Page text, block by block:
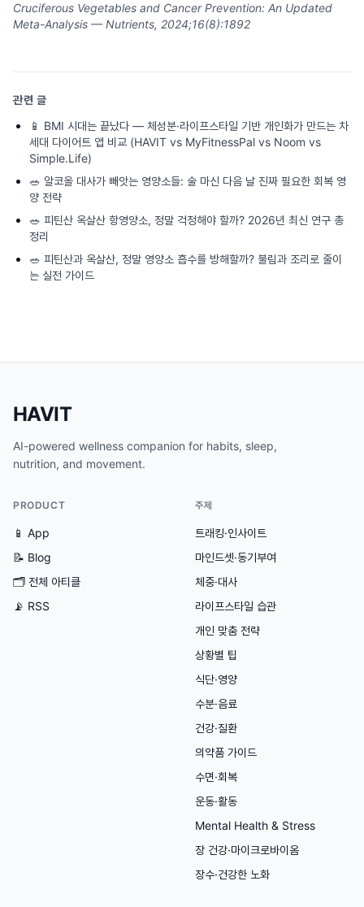
Cruciferous Vegetables and Cancer Prevention: An Updated
Meta-Analysis — Nutrients, 2024;16(8):1892
관련 글
📱 BMI 시대는 끝났다 — 체성분·라이프스타일 기반 개인화가 만드는 차
세대 다이어트 앱 비교 (HAVIT vs MyFitnessPal vs Noom vs
Simple.Life)
🥗 알코올 대사가 빼앗는 영양소들: 술 마신 다음 날 진짜 필요한 회복 영
양 전략
🥗 피틴산 옥살산 항영양소, 정말 걱정해야 할까? 2026년 최신 연구 총
정리
🥗 피틴산과 옥살산, 정말 영양소 흡수를 방해할까? 불림과 조리로 줄이
는 실전 가이드
HAVIT
AI-powered wellness companion for habits, sleep,
nutrition, and movement.
PRODUCT
📱 App
📝 Blog
🗂 전체 아티클
📡 RSS
주제
트래킹·인사이트
마인드셋·동기부여
체중·대사
라이프스타일 습관
개인 맞춤 전략
상황별 팁
식단·영양
수분·음료
건강·질환
의약품 가이드
수면·회복
운동·활동
Mental Health & Stress
장 건강·마이크로바이옴
장수·건강한 노화